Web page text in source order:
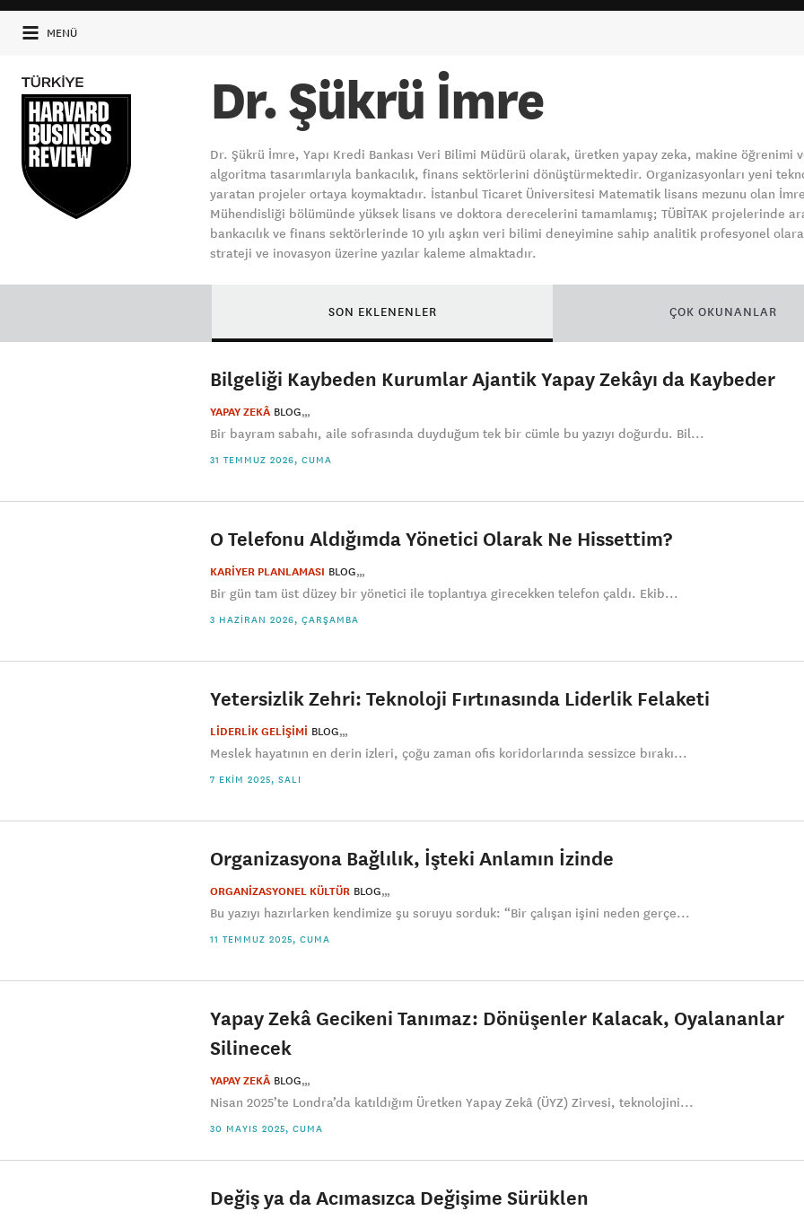
MENÜ
Dr. Şükrü İmre
Dr. Şükrü İmre, Yapı Kredi Bankası Veri Bilimi Müdürü olarak, üretken yapay zeka, makine
algoritma tasarımlarıyla bankacılık, finans sektörlerini dönüştürmektedir. Organizasyonları yeni
yaratan projeler ortaya koymaktadır. İstanbul Ticaret Üniversitesi Matematik lisans mezunu olan
Mühendisliği bölümünde yüksek lisans ve doktora derecelerini tamamlamış; TÜBİTAK projelerinde
bankacılık ve finans sektörlerinde 10 yılı aşkın veri bilimi deneyimine sahip analitik profesyonel
strateji ve inovasyon üzerine yazılar kaleme almaktadır.
SON EKLENENLER ÇOK OKUNANLAR
Bilgeliği Kaybeden Kurumlar Ajantik Yapay Zekâyı da Kaybeder
YAPAY ZEKÂ BLOG
Bir bayram sabahı, aile sofrasında duyduğum tek bir cümle bu yazıyı doğurdu. Bil...
31 TEMMUZ 2026, CUMA
O Telefonu Aldığımda Yönetici Olarak Ne Hissettim?
KARİYER PLANLAMASI BLOG
Bir gün tam üst düzey bir yönetici ile toplantıya girecekken telefon çaldı. Ekib...
3 HAZIRAN 2026, ÇARŞAMBA
Yetersizlik Zehri: Teknoloji Fırtınasında Liderlik Felaketi
LİDERLİK GELİŞİMİ BLOG
Meslek hayatının en derin izleri, çoğu zaman ofis koridorlarında sessizce bırakı...
7 EKIM 2025, SALI
Organizasyona Bağlılık, İşteki Anlamın İzinde
ORGANİZASYONEL KÜLTÜR BLOG
Bu yazıyı hazırlarken kendimize şu soruyu sorduk: “Bir çalışan işini neden gerçe...
11 TEMMUZ 2025, CUMA
Yapay Zekâ Gecikeni Tanımaz: Dönüşenler Kalacak, Oyalananlar
Silinecek
YAPAY ZEKÂ BLOG
Nisan 2025’te Londra’da katıldığım Üretken Yapay Zekâ (ÜYZ) Zirvesi, teknolojini...
30 MAYIS 2025, CUMA
Değiş ya da Acımasızca Değişime Sürüklen